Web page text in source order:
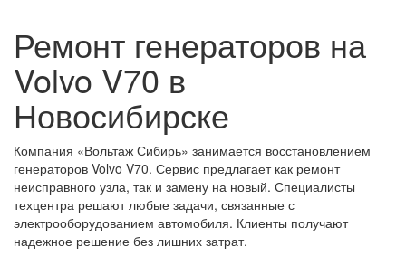
Ремонт генераторов на
Volvo V70 в
Новосибирске
Компания «Вольтаж Сибирь» занимается восстановлением
генераторов Volvo V70. Сервис предлагает как ремонт
неисправного узла, так и замену на новый. Специалисты
техцентра решают любые задачи, связанные с
электрооборудованием автомобиля. Клиенты получают
надежное решение без лишних затрат.